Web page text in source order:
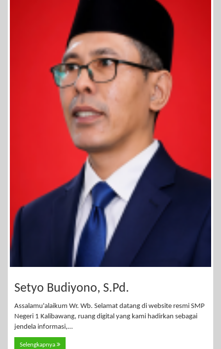
Setyo Budiyono, S.Pd.
Assalamu'alaikum Wr. Wb. Selamat datang di website resmi SMP
Negeri 1 Kalibawang, ruang digital yang kami hadirkan sebagai
jendela informasi,…
Selengkapnya